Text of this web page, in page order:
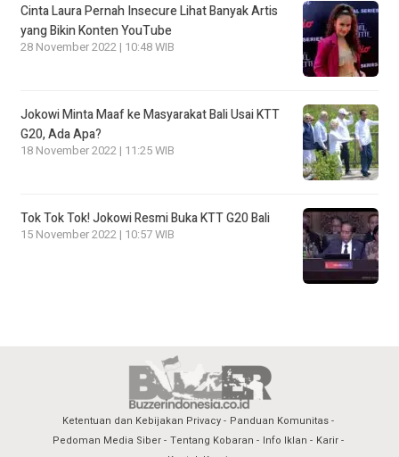
Cinta Laura Pernah Insecure Lihat Banyak Artis
yang Bikin Konten YouTube
28 November 2022 | 10:48 WIB
Jokowi Minta Maaf ke Masyarakat Bali Usai KTT
G20, Ada Apa?
18 November 2022 | 11:25 WIB
Tok Tok Tok! Jokowi Resmi Buka KTT G20 Bali
15 November 2022 | 10:57 WIB
Ketentuan dan Kebijakan Privacy
Panduan Komunitas
Pedoman Media Siber
Tentang Kobaran Info Iklan
Karir